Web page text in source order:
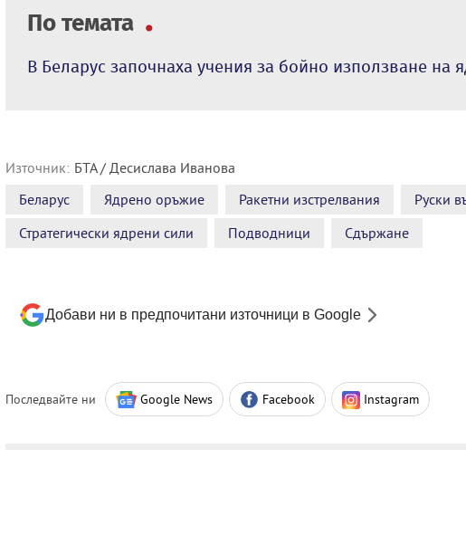
По темата
В Беларус започнаха учения за бойно използване на
Източник: БТА / Десислава Иванова
Беларус
Ядрено оръжие Ракетни изстрелвания Руски
Стратегически ядрени сили
Подводници Сдържане
Добави ни в предпочитани източници в Google
Последвайте ни Google News Facebook Instagram